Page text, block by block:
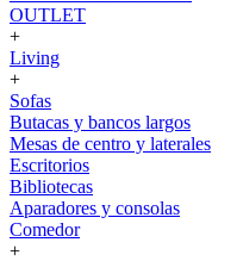
OUTLET
+
Living
+
Sofas
Butacas y bancos largos
Mesas de centro y laterales
Escritorios
Bibliotecas
Aparadores y consolas
Comedor
+